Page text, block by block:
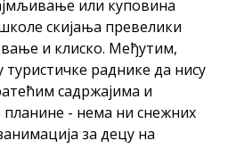
или куповина
скијања превелики
и клиско. Међутим,
раднике да нису
садржајима и
- нема ни снежних
за децу на